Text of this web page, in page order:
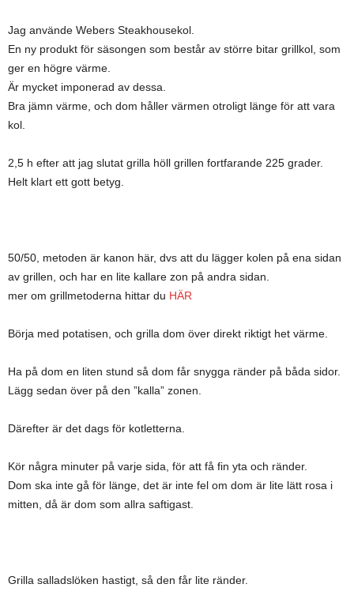
Jag använde Webers Steakhousekol.
En ny produkt för säsongen som består av större bitar grillkol, som
ger en högre värme.
Är mycket imponerad av dessa.
Bra jämn värme, och dom håller värmen otroligt länge för att vara
kol.
2,5 h efter att jag slutat grilla höll grillen fortfarande 225 grader.
Helt klart ett gott betyg.
50/50, metoden är kanon här, dvs att du lägger kolen på ena sidan
av grillen, och har en lite kallare zon på andra sidan.
mer om grillmetoderna hittar du HÄR
Börja med potatisen, och grilla dom över direkt riktigt het värme.
Ha på dom en liten stund så dom får snygga ränder på båda sidor.
Lägg sedan över på den ”kalla” zonen.
Därefter är det dags för kotletterna.
Kör några minuter på varje sida, för att få fin yta och ränder.
Dom ska inte gå för länge, det är inte fel om dom är lite lätt rosa i
mitten, då är dom som allra saftigast.
Grilla salladslöken hastigt, så den får lite ränder.